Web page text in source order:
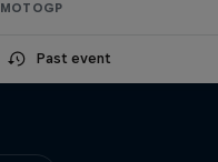
MOTOGP
Past event